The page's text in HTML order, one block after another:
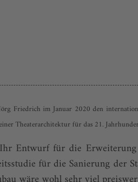
Friedrich im Januar 2020 den
Theater­architektur für das 21.
Entwurf für die Erweiterung
für die Sanierung der